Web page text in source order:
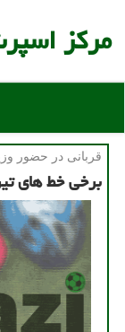
مركز
قربانی در حضور
برخی خط های